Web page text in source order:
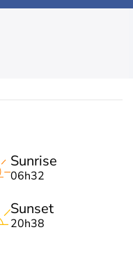
Sunrise
06h32
Sunset
20h38